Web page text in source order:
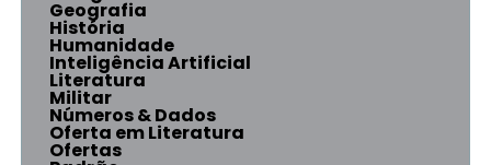
Geografia
História
Humanidade
Inteligência Artificial
Literatura
Militar
Números & Dados
Oferta em Literatura
Ofertas